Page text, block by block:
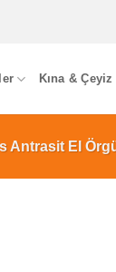
Kına &
Antrasit El